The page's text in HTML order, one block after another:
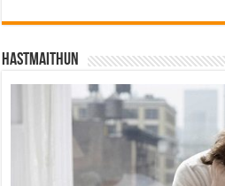
Hastmaithun